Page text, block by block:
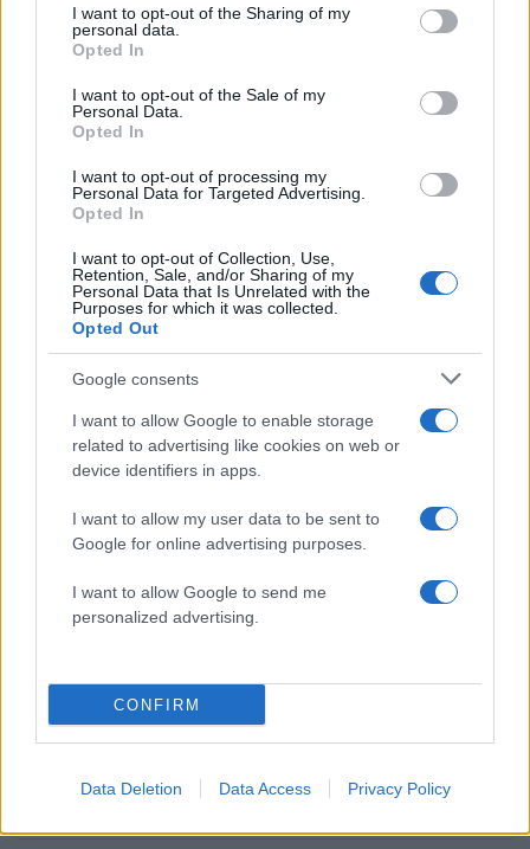
not limited to your visit or usage behaviour. You may click to
grant or deny consent to Google and its third-party tags to
use your data for below specified purposes in below Google
consent section.
I want to opt-out of the Sharing of my
personal data.
Opted In
I want to opt-out of the Sale of my
Personal Data.
Opted In
I want to opt-out of processing my
Personal Data for Targeted Advertising.
Opted In
I want to opt-out of Collection, Use,
Retention, Sale, and/or Sharing of my
Personal Data that Is Unrelated with the
Purposes for which it was collected.
Opted Out
Google consents
I want to allow Google to enable storage
related to advertising like cookies on web or
device identifiers in apps.
I want to allow my user data to be sent to
Google for online advertising purposes.
I want to allow Google to send me
personalized advertising.
CONFIRM
Data Deletion Data Access Privacy Policy
Σχολίασε εδώ
50 /50
Υποβολή σχολίου
Όροι Χρήσης. Το site προστατεύεται από reCAPTCHA, ισχύουν
Πολιτική Απορρήτου&Όροι Χρήσηςτης Google.
Lifestyle
ΒΑΣΩ ΛΑΣΚΑΡΑΚΗ
Ακολουθήστε το Νewsit.gr στο